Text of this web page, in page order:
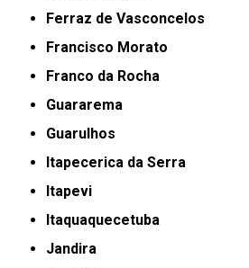
Ferraz de Vasconcelos
Francisco Morato
Franco da Rocha
Guararema
Guarulhos
Itapecerica da Serra
Itapevi
Itaquaquecetuba
Jandira